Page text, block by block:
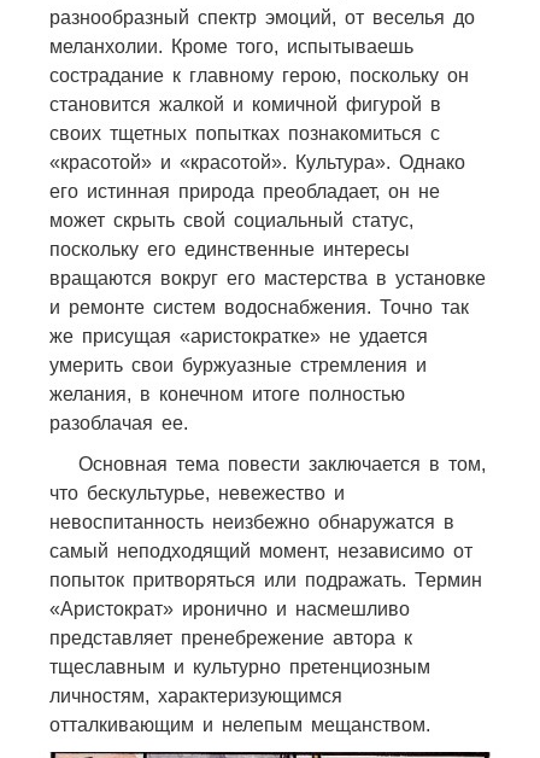
разнообразный спектр эмоций, от веселья до
меланхолии. Кроме того, испытываешь
сострадание к главному герою, поскольку он
становится жалкой и комичной фигурой в
своих тщетных попытках познакомиться с
«красотой» и «красотой». Культура». Однако
его истинная природа преобладает, он не
может скрыть свой социальный статус,
поскольку его единственные интересы
вращаются вокруг его мастерства в установке
и ремонте систем водоснабжения. Точно так
же присущая «аристократке» не удается
умерить свои буржуазные стремления и
желания, в конечном итоге полностью
разоблачая ее.
Основная тема повести заключается в том,
что бескультурье, невежество и
невоспитанность неизбежно обнаружатся в
самый неподходящий момент, независимо от
попыток притворяться или подражать. Термин
«Аристократ» иронично и насмешливо
представляет пренебрежение автора к
тщеславным и культурно претенциозным
личностям, характеризующимся
отталкивающим и нелепым мещанством.